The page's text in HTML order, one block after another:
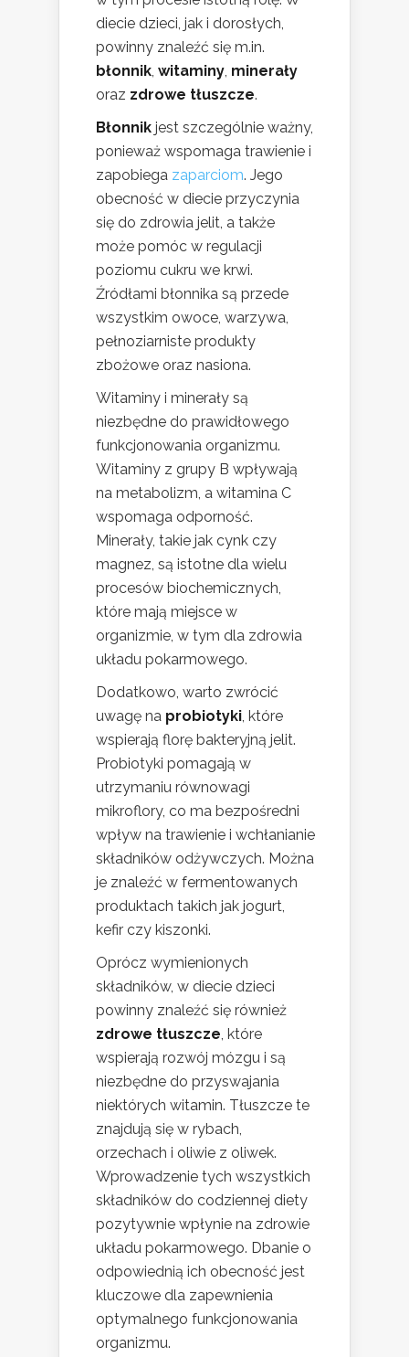
diecie dzieci, jak i dorosłych,
powinny znaleźć się m.in.
błonnik witaminy minerały
oraz zdrowe tłuszcze.
Błonnik jest szczególnie ważny,
ponieważ wspomaga trawienie i
zapobiega zaparciom. Jego
obecność w diecie przyczynia
się do zdrowia jelit, a także
może pomóc w regulacji
poziomu cukru we krwi.
Źródłami błonnika są przede
wszystkim owoce, warzywa,
pełnoziarniste produkty
zbożowe oraz nasiona.
Witaminy i minerały są
niezbędne do prawidłowego
funkcjonowania organizmu.
Witaminy z grupy B wpływają
na metabolizm, a witamina C
wspomaga odporność.
Minerały, takie jak cynk czy
magnez, są istotne dla wielu
procesów biochemicznych,
które mają miejsce w
organizmie, w tym dla zdrowia
układu pokarmowego.
Dodatkowo, warto zwrócić
uwagę na probiotyki , które
wspierają florę bakteryjną jelit.
Probiotyki pomagają w
utrzymaniu równowagi
mikroflory, co ma bezpośredni
wpływ na trawienie i wchłanianie
składników odżywczych. Można
je znaleźć w fermentowanych
produktach takich jak jogurt,
kefir czy kiszonki.
Oprócz wymienionych
składników, w diecie dzieci
powinny znaleźć się również
zdrowe tłuszcze , które
wspierają rozwój mózgu i są
niezbędne do przyswajania
niektórych witamin. Tłuszcze te
znajdują się w rybach,
orzechach i oliwie z oliwek.
Wprowadzenie tych wszystkich
składników do codziennej diety
pozytywnie wpłynie na zdrowie
układu pokarmowego. Dbanie o
odpowiednią ich obecność jest
kluczowe dla zapewnienia
optymalnego funkcjonowania
organizmu.